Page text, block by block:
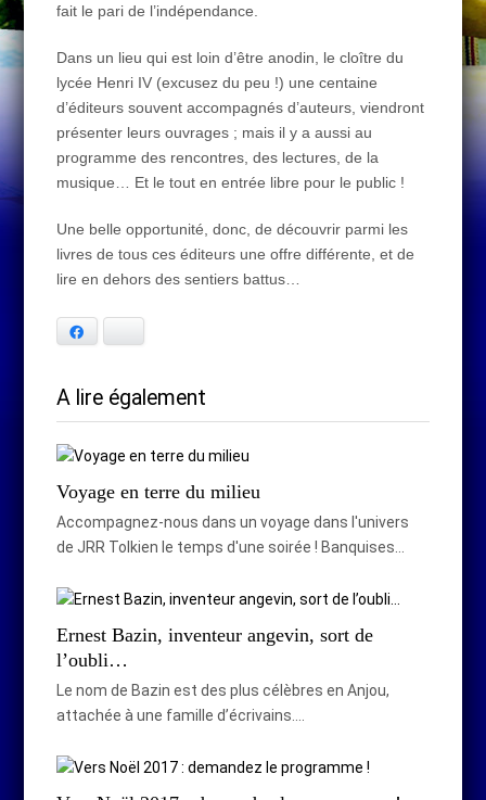
fait le pari de l’indépendance.
Dans un lieu qui est loin d’être anodin, le cloître du
lycée Henri IV (excusez du peu !) une centaine
d’éditeurs souvent accompagnés d’auteurs, viendront
présenter leurs ouvrages ; mais il y a aussi au
programme des rencontres, des lectures, de la
musique… Et le tout en entrée libre pour le public !
Une belle opportunité, donc, de découvrir parmi les
livres de tous ces éditeurs une offre différente, et de
lire en dehors des sentiers battus…
A lire également
Voyage en terre du milieu
Accompagnez-nous dans un voyage dans l'univers
de JRR Tolkien le temps d'une soirée ! Banquises…
Ernest Bazin, inventeur angevin, sort de
l’oubli…
Le nom de Bazin est des plus célèbres en Anjou,
attachée à une famille d’écrivains.…